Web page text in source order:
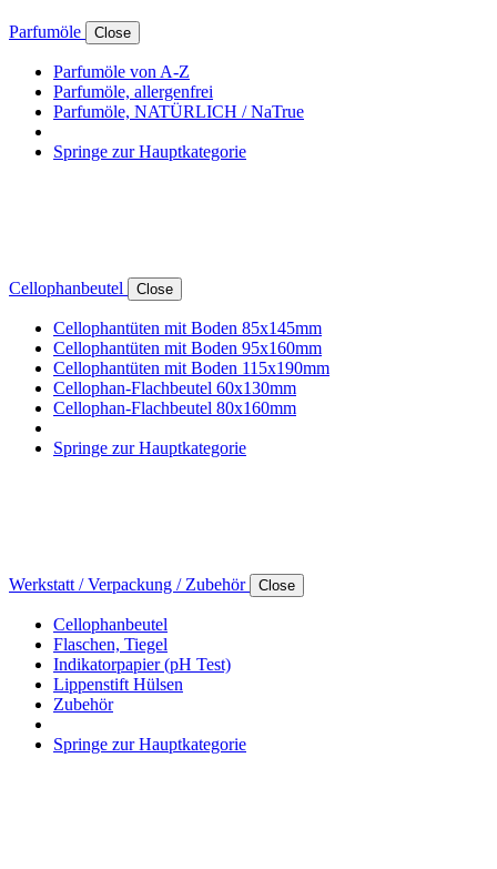
Parfumöle Close
Parfumöle von A-Z
Parfumöle, allergenfrei
Parfumöle, NATÜRLICH / NaTrue
Springe zur Hauptkategorie
Cellophanbeutel Close
Cellophantüten mit Boden 85x145mm
Cellophantüten mit Boden 95x160mm
Cellophantüten mit Boden 115x190mm
Cellophan-Flachbeutel 60x130mm
Cellophan-Flachbeutel 80x160mm
Springe zur Hauptkategorie
Werkstatt / Verpackung / Zubehör Close
Cellophanbeutel
Flaschen, Tiegel
Indikatorpapier (pH Test)
Lippenstift Hülsen
Zubehör
Springe zur Hauptkategorie